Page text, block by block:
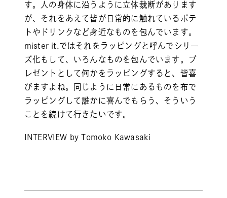
す。人の身体に沿うように立体裁断があります
が、それをあえて皆が日常的に触れているポテ
トやドリンクなど身近なものを包んでいます。
mister it.ではそれをラッピングと呼んでシリー
ズ化もして、いろんなものを包んでいます。プ
レゼントとして何かをラッピングすると、皆喜
びますよね。同じように日常にあるものを布で
ラッピングして誰かに喜んでもらう、そういう
ことを続けて行きたいです。
INTERVIEW by Tomoko Kawasaki